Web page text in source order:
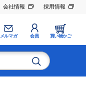
会社情報 採用情報
メルマガ 会員 買い物かご